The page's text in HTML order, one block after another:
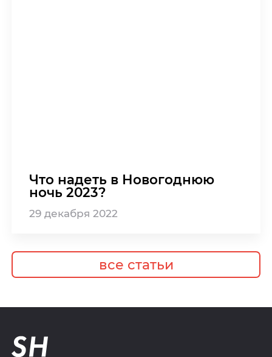
Что надеть в Новогоднюю
ночь 2023?
29 декабря 2022
все статьи